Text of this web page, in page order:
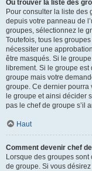
Où trouver la liste des
Pour consulter la liste des
depuis votre panneau de
groupes, sélectionnez le
Toutefois, tous les
nécessiter une
être masqués. Si le
librement. Si le groupe
groupe mais votre
groupe. Ce dernier pourra
le groupe et ainsi décider
pas le chef de groupe s’il
Haut
Comment devenir chef
Lorsque des groupes sont
de groupe. Si vous